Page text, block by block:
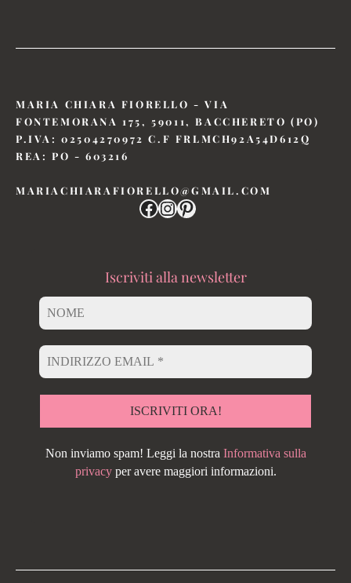
MARIA CHIARA FIORELLO - VIA
FONTEMORANA 175, 59011, BACCHERETO (PO)
P.IVA: 02504270972 C.F FRLMCH92A54D612Q
REA: PO - 603216
MARIACHIARAFIORELLO@GMAIL.COM
Iscriviti alla newsletter
Non inviamo spam! Leggi la nostra Informativa sulla
privacyper avere maggiori informazioni.